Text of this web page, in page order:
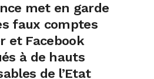
met en garde
faux comptes
et Facebook
à de hauts
de l’Etat